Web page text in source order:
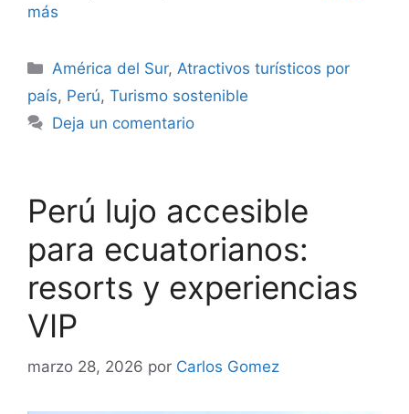
más
Categorías
América del Sur,Atractivos turísticos por
país, Perú, Turismo sostenible
Deja un comentario
Perú lujo accesible
para ecuatorianos:
resorts y experiencias
VIP
marzo 28, 2026 por Carlos Gomez